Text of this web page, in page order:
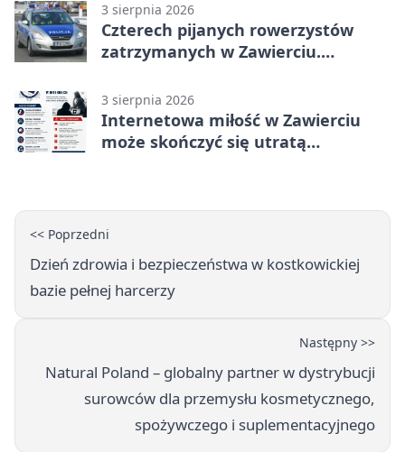
3 sierpnia 2026
Czterech pijanych rowerzystów
zatrzymanych w Zawierciu.
3 sierpnia 2026
Internetowa miłość w Zawierciu
może skończyć się utratą
<< Poprzedni
Dzień zdrowia i bezpieczeństwa w kostkowickiej
bazie pełnej harcerzy
Następny >>
Natural Poland – globalny partner w dystrybucji
surowców dla przemysłu kosmetycznego,
spożywczego i suplementacyjnego